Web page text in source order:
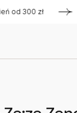
300 zł